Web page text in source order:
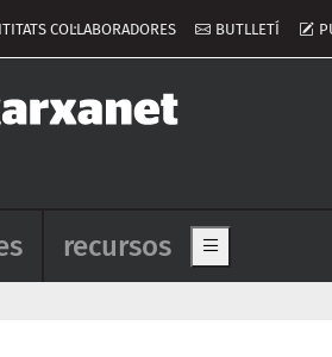
COL·LABORADORES BUTLLETÍ
principal de
recursos Show main